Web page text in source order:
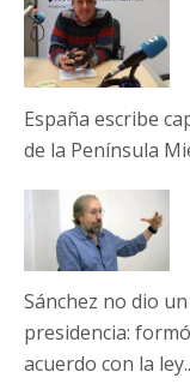
España escribe
de la Península
Sánchez no dio
presidencia:
acuerdo con la